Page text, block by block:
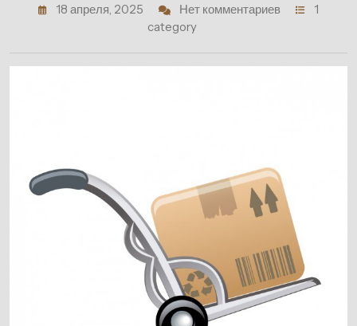
18 апреля, 2025 Нет комментариев
1
category